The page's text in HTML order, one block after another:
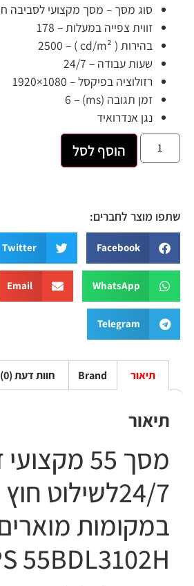
סוג מסך – מסך מקצועי לסביבה חיצונית (outdoor)
זווית צפייה במעלות –178
בהירות ( cd/m² ) –
2500
שעות עבודה –24/7
רזולוציה בפיקסל –1920×1080
זמן תגובה (ms) –
6
נגן אנדרואיד
הוסף לסל
מוצר לחברים:
Facebook
Twitter
WhatsApp
Email
Telegram
Brand חוות דעת (0)
‎24/7לשילוט חוץ
מוארים